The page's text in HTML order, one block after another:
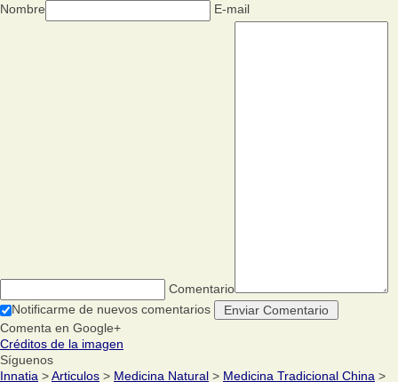
Nombre
E-mail
Comentario
Notificarme de nuevos comentarios
Comenta en Google+
Créditos de la imagen
Síguenos
Innatia >Articulos > Medicina Natural > Medicina Tradicional China >